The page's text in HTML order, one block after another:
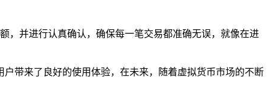
，并进行认真确认，确保每一笔交易都准确无误，就像在进
带来了良好的使用体验，在未来，随着虚拟货币市场的不断